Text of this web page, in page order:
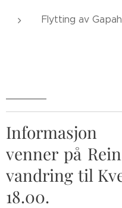
Flytting av
Informasjon
venner på
vandring til
18.00.